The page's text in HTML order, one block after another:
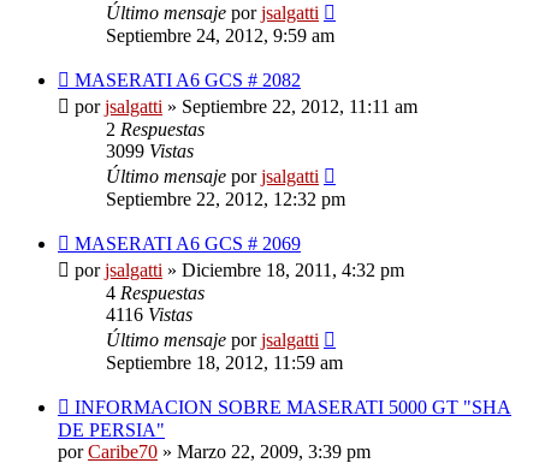
Último mensaje porjsalgatti
Septiembre 24, 2012, 9:59 am
MASERATI A6 GCS # 2082
porjsalgatti » Septiembre 22, 2012, 11:11 am
2 Respuestas
3099 Vistas
Último mensaje porjsalgatti
Septiembre 22, 2012, 12:32 pm
MASERATI A6 GCS # 2069
porjsalgatti » Diciembre 18, 2011, 4:32 pm
4 Respuestas
4116 Vistas
Último mensaje porjsalgatti
Septiembre 18, 2012, 11:59 am
INFORMACION SOBRE MASERATI 5000 GT "SHA
DE PERSIA"
porCaribe70 » Marzo 22, 2009, 3:39 pm